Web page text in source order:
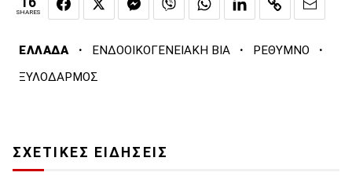
SHARES
ΕΛΛΑΔΑ · ΕΝΔΟΟΙΚΟΓΕΝΕΙΑΚΗ ΒΙΑ · ΡΕΘΥΜΝΟ ·
ΞΥΛΟΔΑΡΜΟΣ
ΣΧΕΤΙΚΕΣ ΕΙΔΗΣΕΙΣ